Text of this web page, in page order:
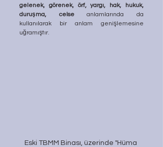
gelenek, görenek, örf, yargı, hak, hukuk,
duruşma, celse anlamlarında da
kullanılarak bir anlam genişlemesine
uğramıştır.
Eski TBMM Binası, üzerinde "Hüma